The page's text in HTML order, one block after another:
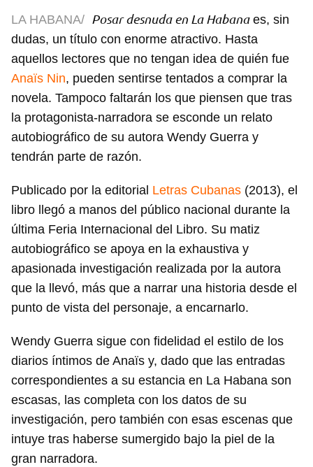
LA HABANA/ Posar desnuda en La Habanaes, sin
dudas, un título con enorme atractivo. Hasta
aquellos lectores que no tengan idea de quién fue
Anaïs Nin, pueden sentirse tentados a comprar la
novela. Tampoco faltarán los que piensen que tras
la protagonista-narradora se esconde un relato
autobiográfico de su autora Wendy Guerra y
tendrán parte de razón.
Publicado por la editorial Letras Cubanas (2013), el
libro llegó a manos del público nacional durante la
última Feria Internacional del Libro. Su matiz
autobiográfico se apoya en la exhaustiva y
apasionada investigación realizada por la autora
que la llevó, más que a narrar una historia desde el
punto de vista del personaje, a encarnarlo.
Wendy Guerra sigue con fidelidad el estilo de los
diarios íntimos de Anaïs y, dado que las entradas
correspondientes a su estancia en La Habana son
escasas, las completa con los datos de su
investigación, pero también con esas escenas que
intuye tras haberse sumergido bajo la piel de la
gran narradora.